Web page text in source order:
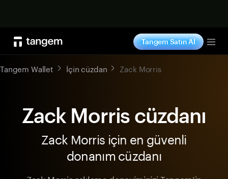
Tangem Satın Al
Tangem Wallet İçin cüzdan Zack Morris
Zack Morris cüzdanı
Zack Morris için en güvenli
donanım cüzdanı